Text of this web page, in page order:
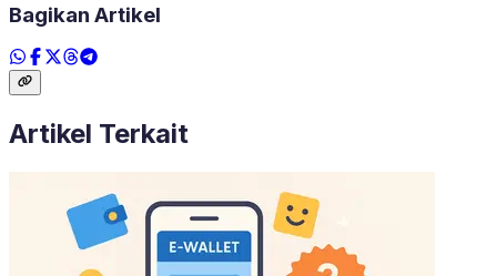
Bagikan Artikel
Artikel Terkait